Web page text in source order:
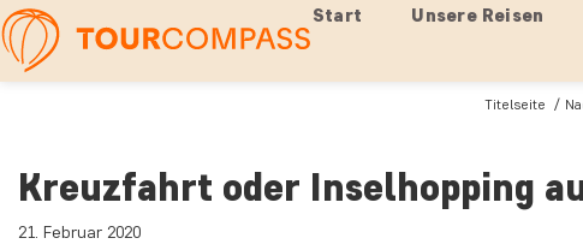
Start Unsere Reisen
Titelseite
Kreuzfahrt oder Inselhopping
21. Februar 2020